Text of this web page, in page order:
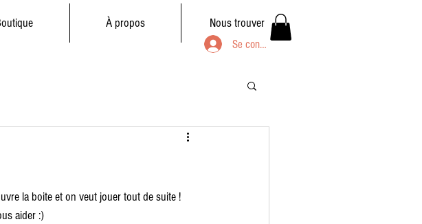
À propos Nous trouver
Se connecter
la boite et on veut jouer tout de suite !
aider :)